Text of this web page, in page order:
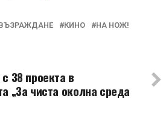
КИНО
НА НОЖ!
38 проекта в
„За чиста околна среда